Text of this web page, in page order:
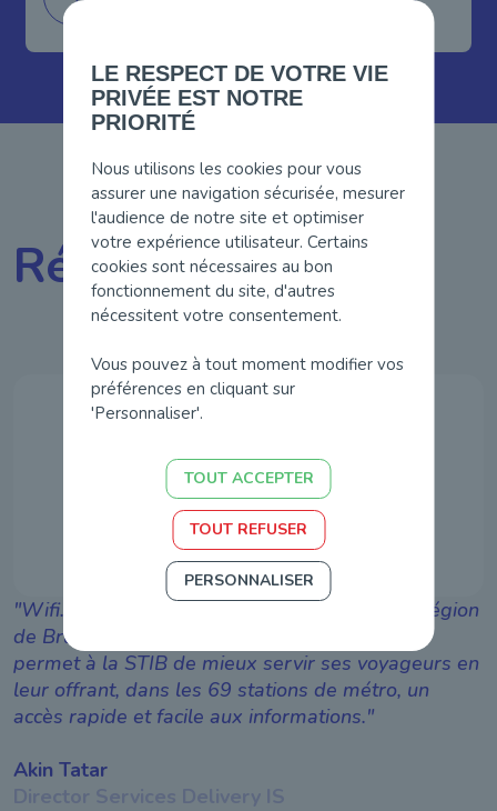
Références
Wifi.brussels, le réseau Wi-Fi gratuit de la Région
de Bruxelles-Capitale orchestré par IRISnet,
permet à la STIB de mieux servir ses voyageurs en
leur offrant, dans les 69 stations de métro, un
accès rapide et facile aux informations.
Akin Tatar
LE RESPECT DE VOTRE VIE
PRIVÉE EST NOTRE
PRIORITÉ
Nous utilisons les cookies pour vous
assurer une navigation sécurisée, mesurer
l'audience de notre site et optimiser
votre expérience utilisateur. Certains
cookies sont nécessaires au bon
fonctionnement du site, d'autres
nécessitent votre consentement.
Vous pouvez à tout moment modifier vos
préférences en cliquant sur
'Personnaliser'.
TOUT ACCEPTER
TOUT REFUSER
PERSONNALISER